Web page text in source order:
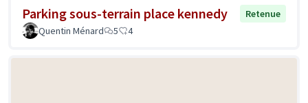
Parking sous-terrain place kennedy
Retenue
Quentin Ménard
5 4